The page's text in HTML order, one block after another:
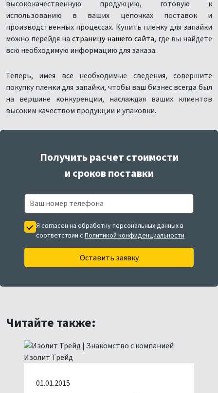
высококачественную продукцию, готовую к
использованию в ваших цепочках поставок и
производственных процессах. Купить пленку для запайки
можно перейдя на страницу нашего сайта, где вы найдете
всю необходимую информацию для заказа.
Теперь, имея все необходимые сведения, совершите
покупку пленки для запайки, чтобы ваш бизнес всегда был
на вершине конкуренции, наслаждая ваших клиентов
высоким качеством продукции и упаковки.
Получить расчет стоимости
и сроков поставки
Я согласен на обработку персональных данных в
соответствии с Политикой конфиденциальности
Оставить заявку
Читайте также:
01.01.2015